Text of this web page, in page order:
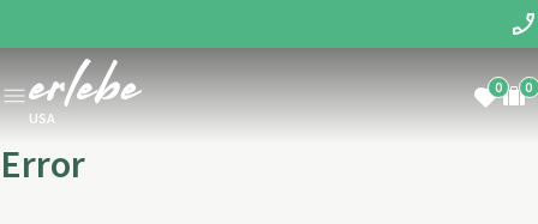
USA
0 0
Error